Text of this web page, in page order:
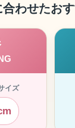
合わせたお
イズ